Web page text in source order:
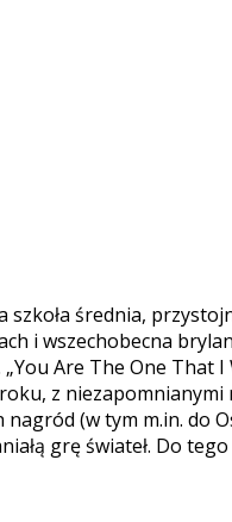
szkoła średnia,
i wszechobecna
Are The One That
z
(w tym m.in. do
grę świateł. Do